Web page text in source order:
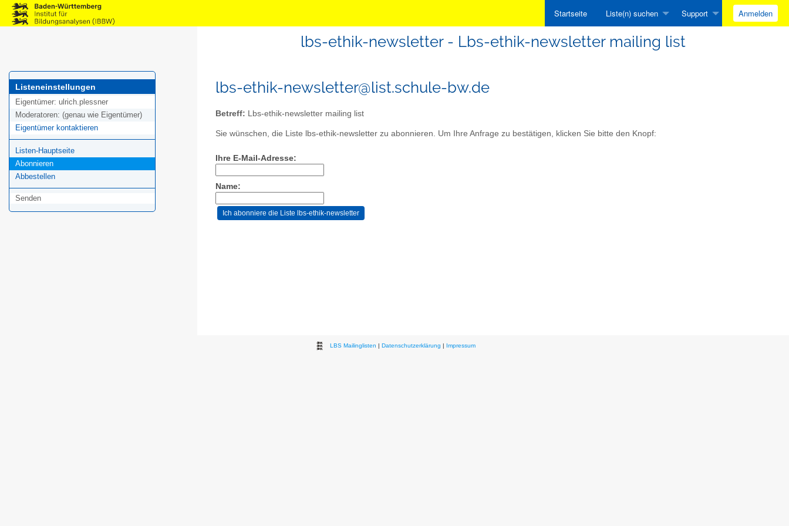
Startseite Liste(n) suchen Support Anmelden
lbs-ethik-newsletter - Lbs-ethik-newsletter mailing list
Listeneinstellungen
Eigentümer: ulrich.plessner
Moderatoren: (genau wie Eigentümer)
Eigentümer kontaktieren
Listen-Hauptseite
Abonnieren
Abbestellen
Senden
lbs-ethik-newsletter@list.schule-bw.de
Betreff: Lbs-ethik-newsletter mailing list
Sie wünschen, die Liste lbs-ethik-newsletter zu abonnieren. Um Ihre Anfrage zu bestätigen, klicken Sie bitte den Knopf:
Ihre E-Mail-Adresse:
Name:
LBS Mailinglisten | Datenschutzerklärung | Impressum